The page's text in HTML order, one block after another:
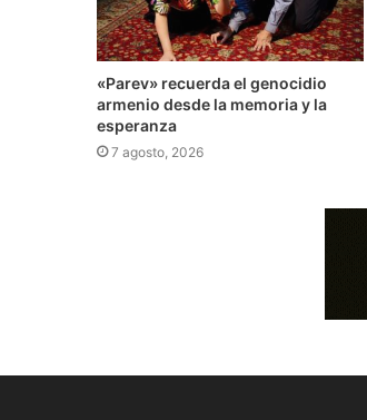
​«Parev» recuerda el genocidio
armenio desde la memoria y la
esperanza
7 agosto, 2026